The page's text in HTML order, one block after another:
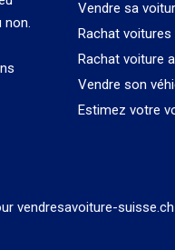
non.
Vendre sa
Rachat voitures
Rachat voiture
Vendre son
Estimez votre
vendresavoiture-suisse.ch